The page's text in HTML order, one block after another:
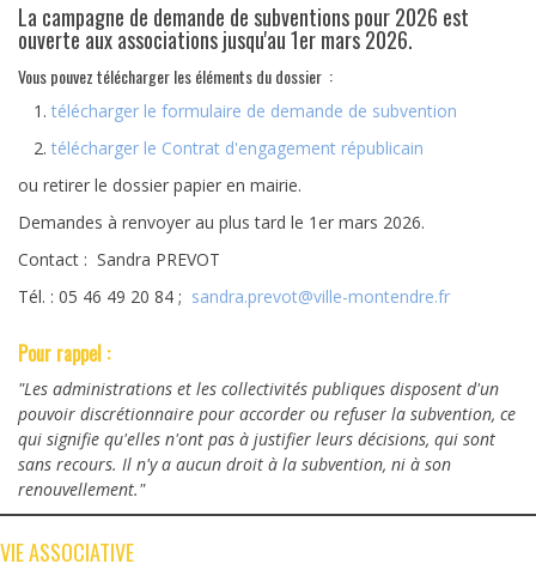
La campagne de demande de subventions pour 2026 est
ouverte aux associations jusqu'au 1er mars 2026.
Vous pouvez télécharger les éléments du dossier :
télécharger le formulaire de demande de subvention
télécharger le Contrat d'engagement républicain
ou retirer le dossier papier en mairie.
Demandes à renvoyer au plus tard le 1er mars 2026.
Contact : Sandra PREVOT
Tél. : 05 46 49 20 84 ; sandra.prevot@ville-montendre.fr
Pour rappel :
"Les administrations et les collectivités publiques disposent d'un
pouvoir discrétionnaire pour accorder ou refuser la subvention, ce
qui signifie qu'elles n'ont pas à justifier leurs décisions, qui sont
sans recours. Il n'y a aucun droit à la subvention, ni à son
renouvellement."
VIE ASSOCIATIVE